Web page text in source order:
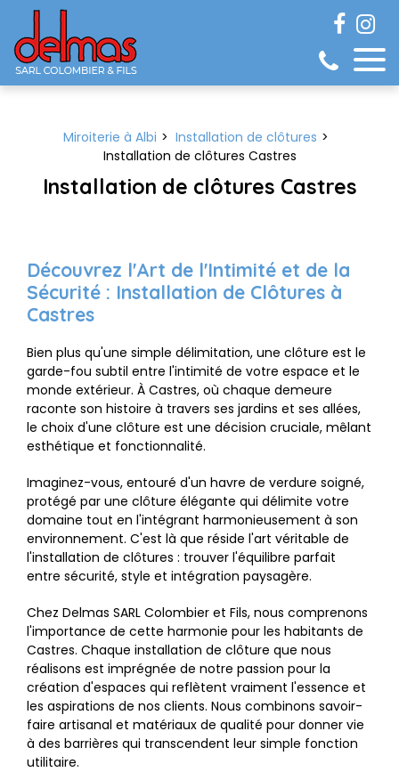
Miroiterie à Albi
Installation de clôtures
Installation de clôtures Castres
Installation de clôtures Castres
Découvrez l'Art de l'Intimité et de la
Sécurité : Installation de Clôtures à
Castres
Bien plus qu'une simple délimitation, une clôture est le
garde-fou subtil entre l'intimité de votre espace et le
monde extérieur. À Castres, où chaque demeure
raconte son histoire à travers ses jardins et ses allées,
le choix d'une clôture est une décision cruciale, mêlant
esthétique et fonctionnalité.
Imaginez-vous, entouré d'un havre de verdure soigné,
protégé par une clôture élégante qui délimite votre
domaine tout en l'intégrant harmonieusement à son
environnement. C'est là que réside l'art véritable de
l'installation de clôtures : trouver l'équilibre parfait
entre sécurité, style et intégration paysagère.
Chez Delmas SARL Colombier et Fils, nous comprenons
l'importance de cette harmonie pour les habitants de
Castres. Chaque installation de clôture que nous
réalisons est imprégnée de notre passion pour la
création d'espaces qui reflètent vraiment l'essence et
les aspirations de nos clients. Nous combinons savoir-
faire artisanal et matériaux de qualité pour donner vie
à des barrières qui transcendent leur simple fonction
utilitaire.
Panneau de gestion des cookies